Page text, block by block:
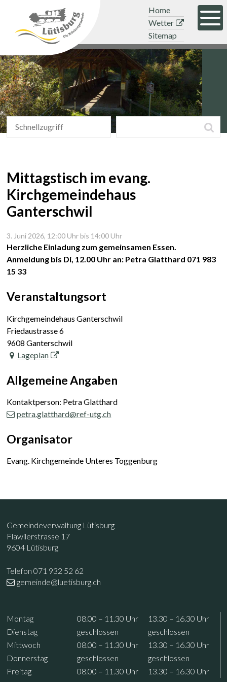
Navigieren in der Gemeinde
Schnellnavigation
Mobile Hauptnavigation Topnavigation
Home
Wetter
Sitemap
Schnellzugriff
Schnellzugriff
Mittagstisch im evang.
Kirchgemeindehaus
Ganterschwil
3. Juni 2026, 12:00 Uhr bis 14:00 Uhr
Herzliche Einladung zum gemeinsamen Essen.
Anmeldung bis Di, 12.00 Uhr an: Petra Glatthard 071 983
15 33
Veranstaltungsort
Kirchgemeindehaus Ganterschwil
Friedaustrasse 6
9608 Ganterschwil
Lageplan
Allgemeine Angaben
Kontaktperson: Petra Glatthard
petra.glatthard@ref-utg.ch
Organisator
Evang. Kirchgemeinde Unteres Toggenburg
Footer
Kontakt
Gemeindeverwaltung Lütisburg
Flawilerstrasse 17
9604 Lütisburg
Telefon 071 932 52 62
gemeinde@luetisburg.ch
Öffnungszeiten
Wochentag VormittagNachmittag
Montag 08.00 – 11.30 Uhr 13.30 – 16.30 Uhr
Dienstag geschlossen
geschlossen
Mittwoch 08.00 – 11.30 Uhr 13.30 – 16.30 Uhr
Donnerstag geschlossen
geschlossen
Freitag 08.00 – 11.30 Uhr 13.30 – 16.30 Uhr